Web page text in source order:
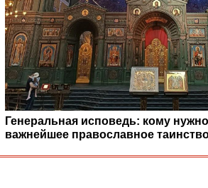
Генеральная исповедь: кому
важнейшее православное